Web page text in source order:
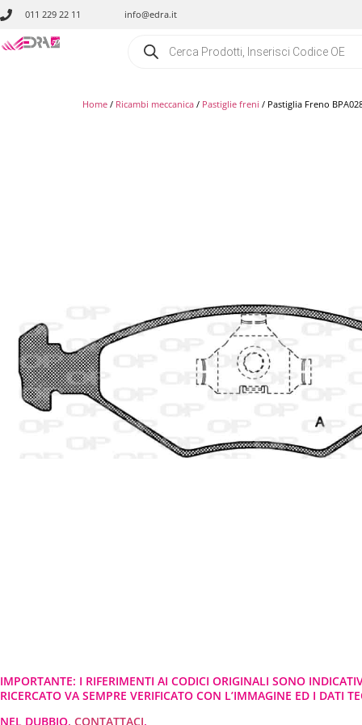
011 229 22 11 info@edra.it
Home / Ricambi meccanica / Pastiglie freni / Pastiglia Freno
IMPORTANTE: I RIFERIMENTI AI CODICI ORIGINALI SONO
RICERCATO VA SEMPRE VERIFICATO CON L’IMMAGINE ED I DATI
NEL DUBBIO, CONTATTACI.